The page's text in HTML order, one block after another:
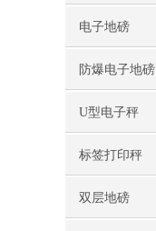
电子地磅
防爆电子地磅
U型电子秤
标签打印秤
双层地磅